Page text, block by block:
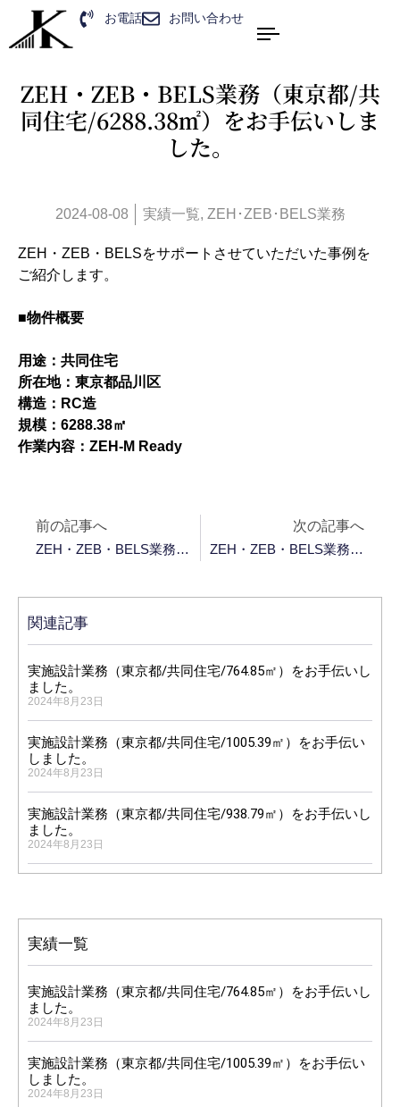
お電話 お問い合わせ
ZEH・ZEB・BELS業務（東京都/共
同住宅/6288.38㎡）をお手伝いしま
した。
2024-08-08 実績一覧, ZEH･ZEB･BELS業務
ZEH・ZEB・BELSをサポートさせていただいた事例を
ご紹介します。
■物件概要
用途：共同住宅
所在地：東京都品川区
構造：RC造
規模：6288.38㎡
作業内容：ZEH-M Ready
前の記事へ
ZEH・ZEB・BELS業務（滋賀県/戸建住宅/110.54㎡）をお手伝いしました。
次の記事へ
ZEH・ZEB・BELS業務（石川県/幼保連携認定こども園/972.51㎡）をお手伝いしました。
関連記事
実施設計業務（東京都/共同住宅/764.85㎡）をお手伝いし
ました。
2024年8月23日
実施設計業務（東京都/共同住宅/1005.39㎡）をお手伝い
しました。
2024年8月23日
実施設計業務（東京都/共同住宅/938.79㎡）をお手伝いし
ました。
2024年8月23日
実績一覧
実施設計業務（東京都/共同住宅/764.85㎡）をお手伝いし
ました。
2024年8月23日
実施設計業務（東京都/共同住宅/1005.39㎡）をお手伝い
しました。
2024年8月23日